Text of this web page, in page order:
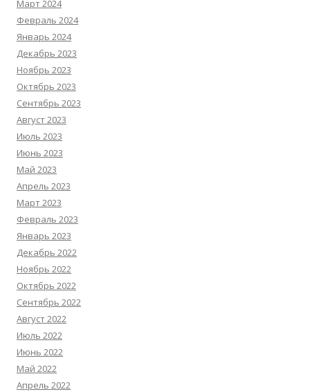
Март 2024
Февраль 2024
Январь 2024
Декабрь 2023
Ноябрь 2023
Октябрь 2023
Сентябрь 2023
Август 2023
Июль 2023
Июнь 2023
Май 2023
Апрель 2023
Март 2023
Февраль 2023
Январь 2023
Декабрь 2022
Ноябрь 2022
Октябрь 2022
Сентябрь 2022
Август 2022
Июль 2022
Июнь 2022
Май 2022
Апрель 2022